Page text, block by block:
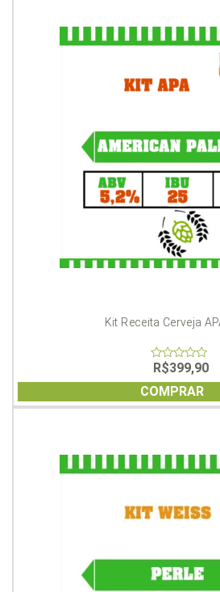
Kit Receita Cerveja
0
out
of
5
R$399,90
COMPRAR